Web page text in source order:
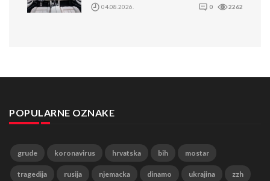
04.08.2026. 0 2262
POPULARNE OZNAKE
grude koronavirus hrvatska bih mostar
tragedija rusija njemacka dinamo ukrajina zzh